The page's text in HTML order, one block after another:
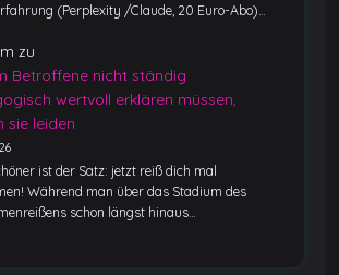
(Perplexity /Claude, 20 Euro-Abo)…
zu
Betroffene nicht ständig
wertvoll erklären müssen,
sie leiden
ist der Satz: jetzt reiß dich mal
Während man über das Stadium des
schon längst hinaus…